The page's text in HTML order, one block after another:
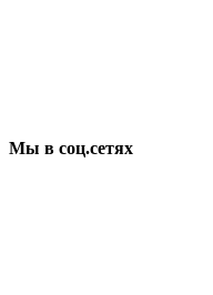
Мы в соц.сетях